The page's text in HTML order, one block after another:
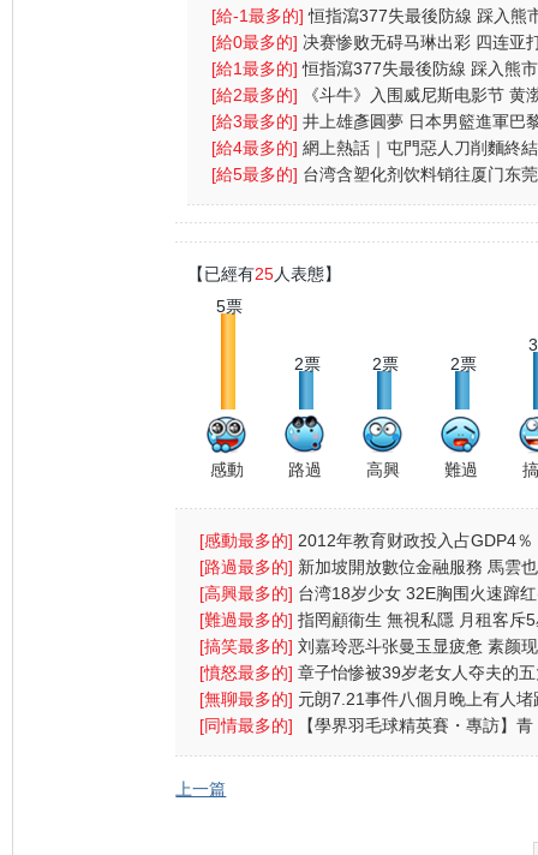
功能
[給-1最多的]恒指瀉377失最後防線 踩入熊
央放水無
[給0最多的] 决赛惨败无碍马琳出彩 四连亚
倒奥运会
[給1最多的]恒指瀉377失最後防線 踩入熊
央放水無
[給2最多的]
《斗牛》入围威尼斯电影节 黄
戏受伤一
[給3最多的]井上雄彥圓夢 日本男籃進軍巴
運
[給4最多的]網上熱話｜屯門惡人刀削麵終
網民：為兩蚊
[給5最多的] 台湾含塑化剂饮料销往厦门东
量约五六
【已經有25人表態】
5票
感動
2票
路過
2票
高興
2票
難過
[感動最多的] 2012年教育财政投入占GDP4％
财政支出首位
[路過最多的] 新加坡開放數位金融服務 馬雲
搶杯羹
[高興最多的] 台湾18岁少女 32E胸围火速蹿
图)
[難過最多的]指罔顧衞生 無視私隱 月租客斥
酒店4宗罪
[搞笑最多的]刘嘉玲恶斗张曼玉显疲惫 素颜
太阳镜遮
[憤怒最多的]章子怡惨被39岁老女人夺夫的
原因
[無聊最多的] 元朗7.21事件八個月晚上有人堵
警方放催
[同情最多的]
【學界羽毛球精英賽・專訪】青
中：放下成敗
上一篇